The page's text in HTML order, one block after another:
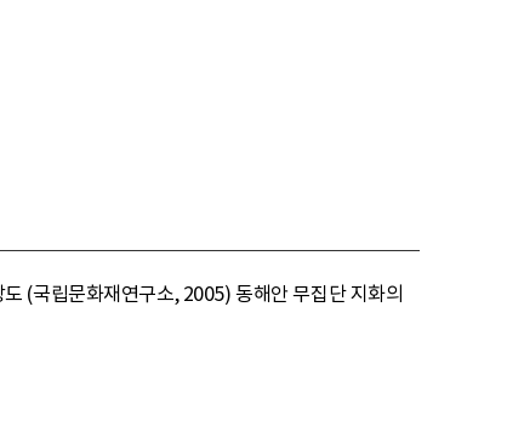
(국립문화재연구소, 2005) 동해안 무집단 지화의